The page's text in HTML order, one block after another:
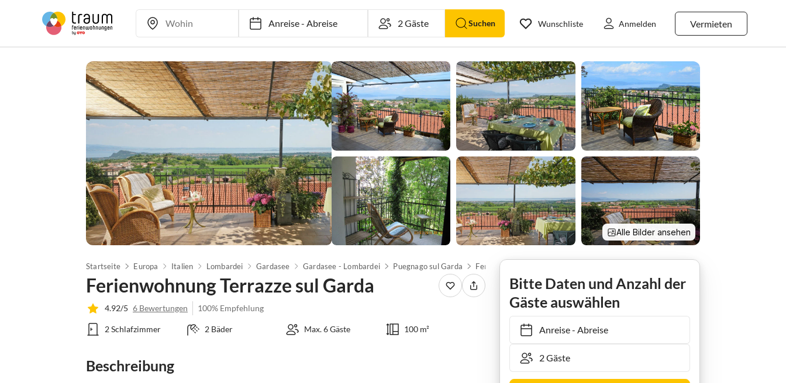
Anreise-Abreise Suchen Vermieten
Wunschliste Anmelden
Alle Bilder ansehen
Startseite Europa Italien Lombardei Gardasee Gardasee - Lombardei Puegnago sul Garda
Ferienwohnung Terrazze sul Garda
4.92/5 6 Bewertungen 100% Empfehlung
2 Schlafzimmer 2 Bäder Max. 6 Gäste 100 m²
Beschreibung
Bitte Daten und Anzahl der
Gäste auswählen
Anreise- Abreise